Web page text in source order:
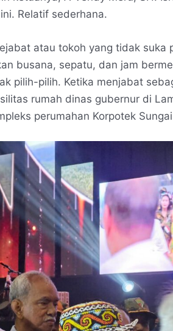
Relatif sederhana.
atau tokoh yang tidak suka
busana, sepatu, dan jam
pilih-pilih. Ketika menjabat
rumah dinas gubernur di
perumahan Korpotek